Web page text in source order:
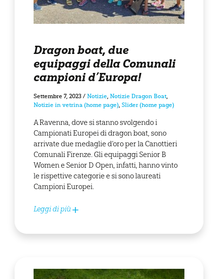
Dragon boat, due
equipaggi della Comunali
campioni d’Europa!
Settembre 7, 2023 / Notizie, Notizie Dragon Boat,
Notizie in vetrina (home page), Slider (home page)
A Ravenna, dove si stanno svolgendo i
Campionati Europei di dragon boat, sono
arrivate due medaglie d’oro per la Canottieri
Comunali Firenze. Gli equipaggi Senior B
Women e Senior D Open, infatti, hanno vinto
le rispettive categorie e si sono laureati
Campioni Europei.
Leggi di più